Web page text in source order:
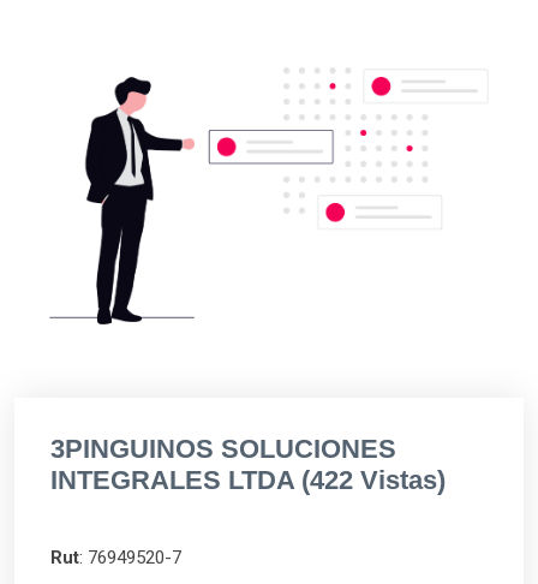
3PINGUINOS SOLUCIONES
INTEGRALES LTDA (422 Vistas)
Rut: 76949520-7